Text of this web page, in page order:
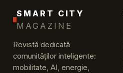
SMART CITY
MAGAZINE
Revistă dedicată
comunităților inteligente:
mobilitate, AI, energie,